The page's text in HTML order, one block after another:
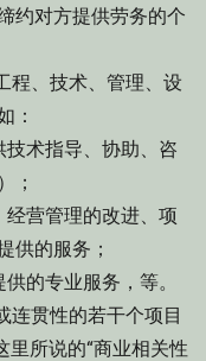
约对方提供劳务的个
、技术、管理、设
：
术指导、协助、咨
；
营管理的改进、项
供的服务；
的专业服务，等。
贯性的若干个项目
里所说的“商业相关性